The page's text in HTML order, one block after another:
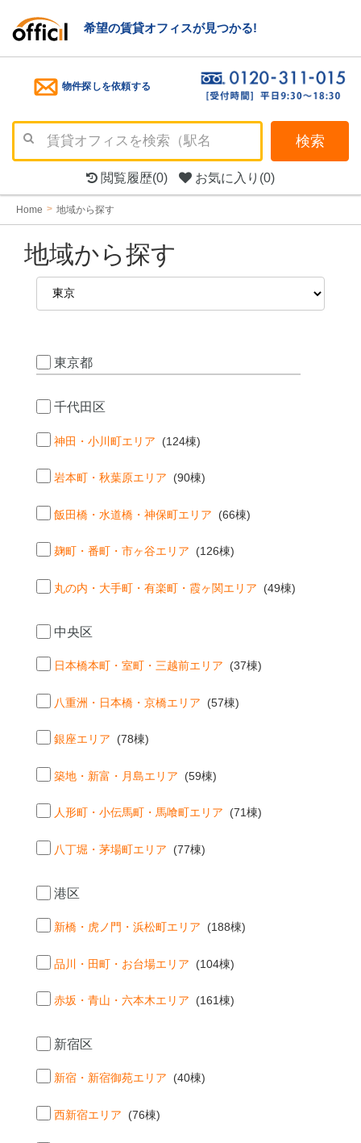
希望の賃貸オフィスが見つかる!
物件探しを依頼する
検索
閲覧履歴(0) お気に入り (0)
Home 地域から探す
地域から探す
東京都
千代田区
神田・小川町エリア (124棟)
岩本町・秋葉原エリア (90棟)
飯田橋・水道橋・神保町エリア (66棟)
麹町・番町・市ヶ谷エリア (126棟)
丸の内・大手町・有楽町・霞ヶ関エリア (49棟)
中央区
日本橋本町・室町・三越前エリア (37棟)
八重洲・日本橋・京橋エリア (57棟)
銀座エリア (78棟)
築地・新富・月島エリア (59棟)
人形町・小伝馬町・馬喰町エリア (71棟)
八丁堀・茅場町エリア (77棟)
港区
新橋・虎ノ門・浜松町エリア (188棟)
品川・田町・お台場エリア (104棟)
赤坂・青山・六本木エリア (161棟)
新宿区
新宿・新宿御苑エリア (40棟)
西新宿エリア (76棟)